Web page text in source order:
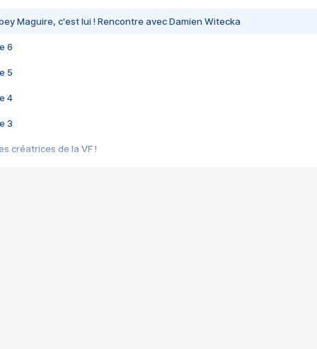
Maguire, c'est lui ! Rencontre avec Damien Witecka
6
5
4
3
créatrices de la VF !